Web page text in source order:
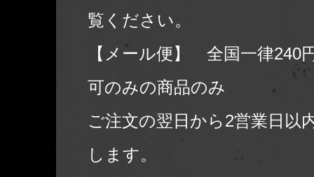
覧ください。
【メール便】 全国一律240
可のみの商品のみ
ご注文の翌日から2営業日以
します。